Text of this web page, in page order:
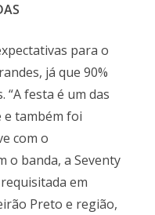
para o
já que 90%
“A festa é um das
e também foi
com o
o banda, a Seventy
em
Preto e região,